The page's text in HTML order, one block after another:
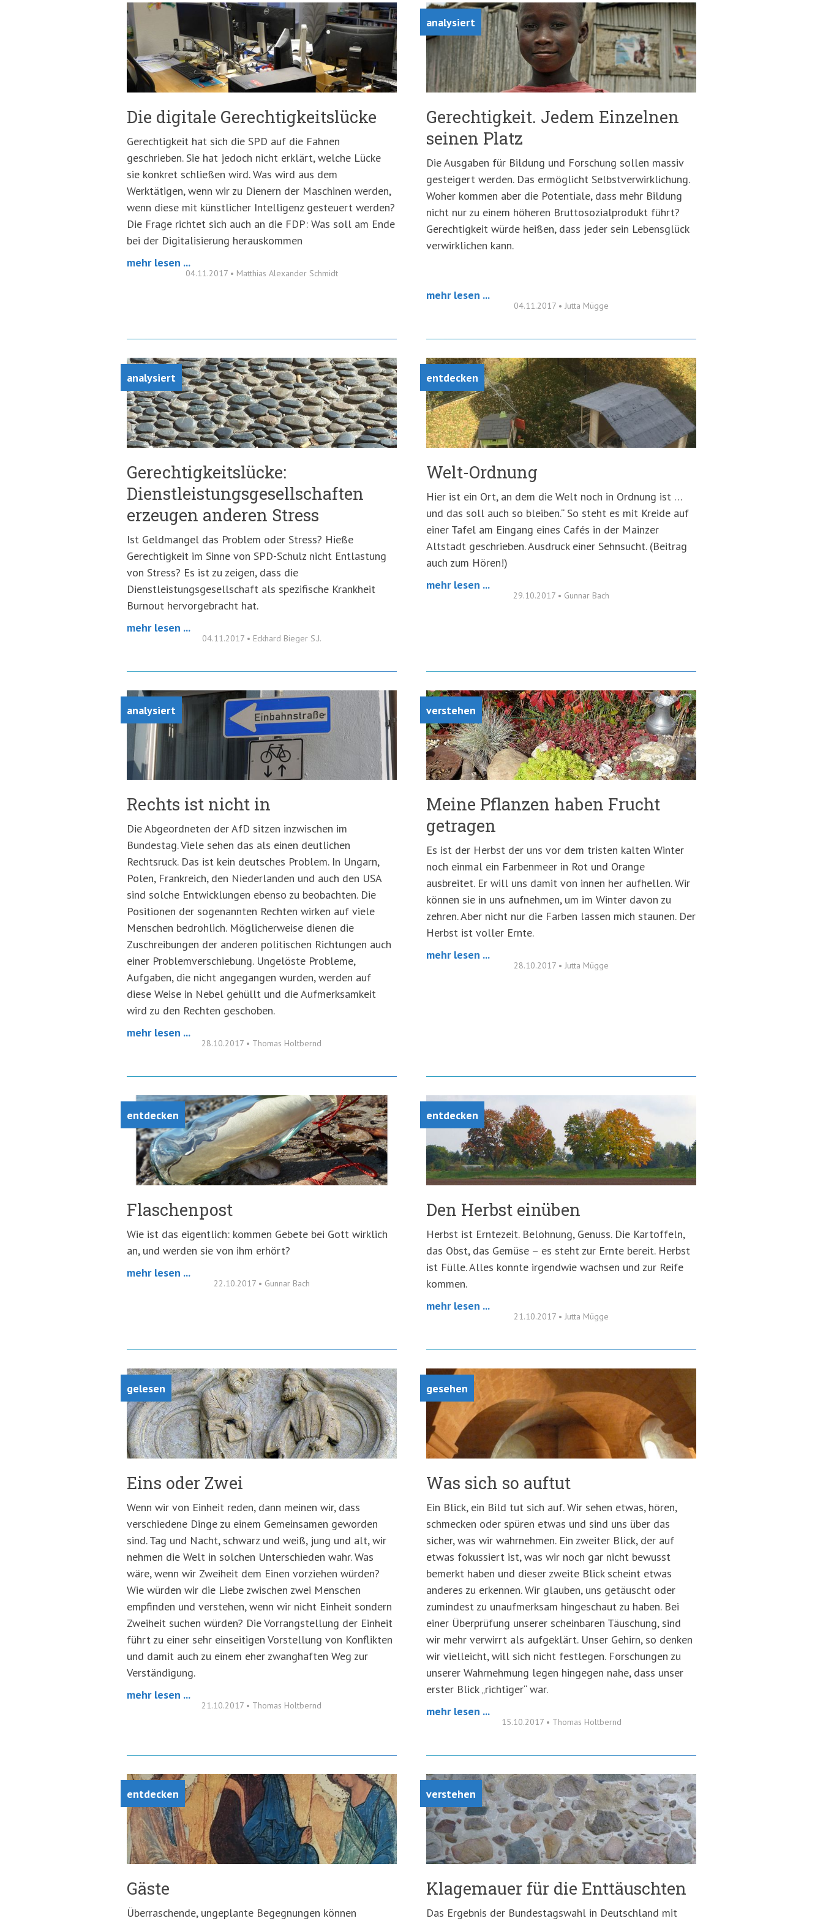
Die digitale Gerechtigkeitslücke
Gerechtigkeit hat sich die SPD auf die Fahnen
geschrieben. Sie hat jedoch nicht erklärt, welche Lücke
sie konkret schließen wird. Was wird aus dem
Werktätigen, wenn wir zu Dienern der Maschinen werden,
wenn diese mit künstlicher Intelligenz gesteuert werden?
Die Frage richtet sich auch an die FDP: Was soll am Ende
bei der Digitalisierung herauskommen
mehr lesen ...
04.11.2017 • Matthias Alexander Schmidt
analysiert
Gerechtigkeit. Jedem Einzelnen
seinen Platz
Die Ausgaben für Bildung und Forschung sollen massiv
gesteigert werden. Das ermöglicht Selbstverwirklichung.
Woher kommen aber die Potentiale, dass mehr Bildung
nicht nur zu einem höheren Bruttosozialprodukt führt?
Gerechtigkeit würde heißen, dass jeder sein Lebensglück
verwirklichen kann.
mehr lesen ...
04.11.2017 •Jutta Mügge
analysiert
Gerechtigkeitslücke:
Dienstleistungsgesellschaften
erzeugen anderen Stress
Ist Geldmangel das Problem oder Stress? Hieße
Gerechtigkeit im Sinne von SPD-Schulz nicht Entlastung
von Stress? Es ist zu zeigen, dass die
Dienstleistungsgesellschaft als spezifische Krankheit
Burnout hervorgebracht hat.
mehr lesen ...
04.11.2017 • Eckhard Bieger S.J.
entdecken
Welt-Ordnung
Hier ist ein Ort, an dem die Welt noch in Ordnung ist …
und das soll auch so bleiben.“ So steht es mit Kreide auf
einer Tafel am Eingang eines Cafés in der Mainzer
Altstadt geschrieben. Ausdruck einer Sehnsucht. (Beitrag
auch zum Hören!)
mehr lesen ...
29.10.2017 • Gunnar Bach
analysiert
Rechts ist nicht in
Die Abgeordneten der AfD sitzen inzwischen im
Bundestag. Viele sehen das als einen deutlichen
Rechtsruck. Das ist kein deutsches Problem. In Ungarn,
Polen, Frankreich, den Niederlanden und auch den USA
sind solche Entwicklungen ebenso zu beobachten. Die
Positionen der sogenannten Rechten wirken auf viele
Menschen bedrohlich. Möglicherweise dienen die
Zuschreibungen der anderen politischen Richtungen auch
einer Problemverschiebung. Ungelöste Probleme,
Aufgaben, die nicht angegangen wurden, werden auf
diese Weise in Nebel gehüllt und die Aufmerksamkeit
wird zu den Rechten geschoben.
mehr lesen ...
28.10.2017 • Thomas Holtbernd
verstehen
Meine Pflanzen haben Frucht
getragen
Es ist der Herbst der uns vor dem tristen kalten Winter
noch einmal ein Farbenmeer in Rot und Orange
ausbreitet. Er will uns damit von innen her aufhellen. Wir
können sie in uns aufnehmen, um im Winter davon zu
zehren. Aber nicht nur die Farben lassen mich staunen. Der
Herbst ist voller Ernte.
mehr lesen ...
28.10.2017 •Jutta Mügge
entdecken
Flaschenpost
Wie ist das eigentlich: kommen Gebete bei Gott wirklich
an, und werden sie von ihm erhört?
mehr lesen ...
22.10.2017 • Gunnar Bach
entdecken
Den Herbst einüben
Herbst ist Erntezeit. Belohnung, Genuss. Die Kartoffeln,
das Obst, das Gemüse – es steht zur Ernte bereit. Herbst
ist Fülle. Alles konnte irgendwie wachsen und zur Reife
kommen.
mehr lesen ...
21.10.2017 •Jutta Mügge
gelesen
Eins oder Zwei
Wenn wir von Einheit reden, dann meinen wir, dass
verschiedene Dinge zu einem Gemeinsamen geworden
sind. Tag und Nacht, schwarz und weiß, jung und alt, wir
nehmen die Welt in solchen Unterschieden wahr. Was
wäre, wenn wir Zweiheit dem Einen vorziehen würden?
Wie würden wir die Liebe zwischen zwei Menschen
empfinden und verstehen, wenn wir nicht Einheit sondern
Zweiheit suchen würden? Die Vorrangstellung der Einheit
führt zu einer sehr einseitigen Vorstellung von Konflikten
und damit auch zu einem eher zwanghaften Weg zur
Verständigung.
mehr lesen ...
21.10.2017 • Thomas Holtbernd
gesehen
Was sich so auftut
Ein Blick, ein Bild tut sich auf. Wir sehen etwas, hören,
schmecken oder spüren etwas und sind uns über das
sicher, was wir wahrnehmen. Ein zweiter Blick, der auf
etwas fokussiert ist, was wir noch gar nicht bewusst
bemerkt haben und dieser zweite Blick scheint etwas
anderes zu erkennen. Wir glauben, uns getäuscht oder
zumindest zu unaufmerksam hingeschaut zu haben. Bei
einer Überprüfung unserer scheinbaren Täuschung, sind
wir mehr verwirrt als aufgeklärt. Unser Gehirn, so denken
wir vielleicht, will sich nicht festlegen. Forschungen zu
unserer Wahrnehmung legen hingegen nahe, dass unser
erster Blick „richtiger“ war.
mehr lesen ...
15.10.2017 • Thomas Holtbernd
entdecken
Gäste
Überraschende, ungeplante Begegnungen können
verstehen
Klagemauer für die Enttäuschten
Das Ergebnis der Bundestagswahl in Deutschland mit